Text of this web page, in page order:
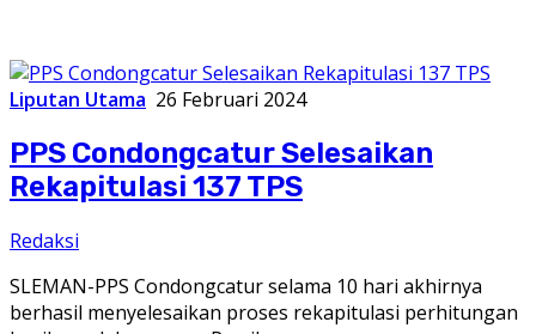
Liputan Utama 26 Februari 2024
PPS Condongcatur Selesaikan
Rekapitulasi 137 TPS
Redaksi
SLEMAN-PPS Condongcatur selama 10 hari akhirnya
berhasil menyelesaikan proses rekapitulasi perhitungan